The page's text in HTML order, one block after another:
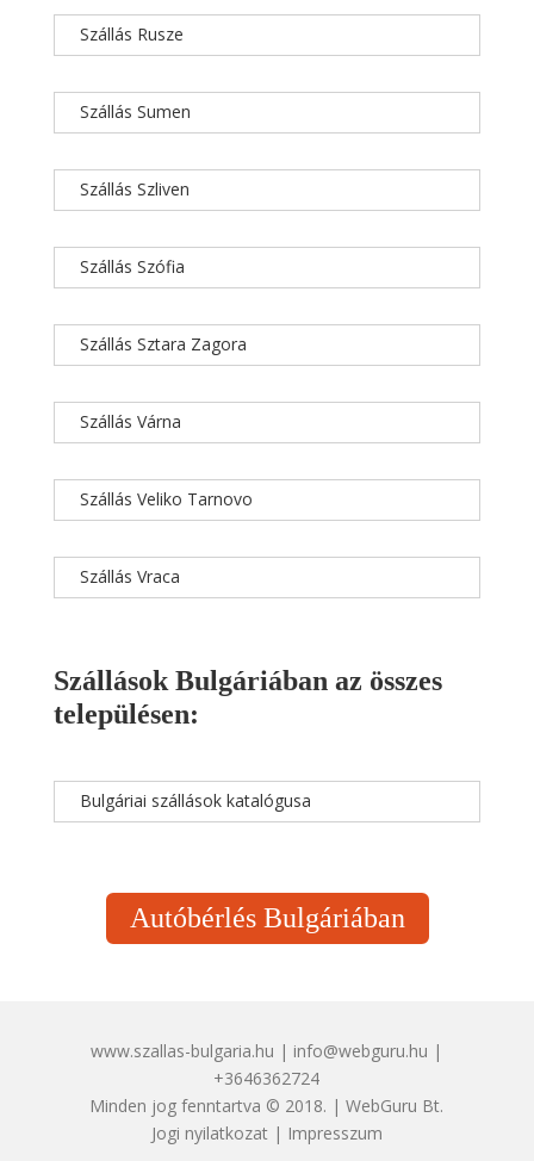
Szállás Rusze
Szállás Sumen
Szállás Szliven
Szállás Szófia
Szállás Sztara Zagora
Szállás Várna
Szállás Veliko Tarnovo
Szállás Vraca
Szállások Bulgáriában az összes
településen:
Bulgáriai szállások katalógusa
Autóbérlés Bulgáriában
www.szallas-bulgaria.hu | info@webguru.hu |
+3646362724
Minden jog fenntartva © 2018. | WebGuru Bt.
Jogi nyilatkozat| Impresszum